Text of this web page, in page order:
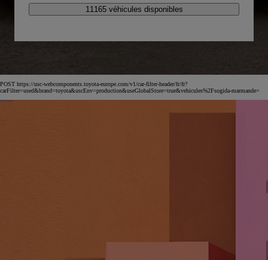
11165 véhicules disponibles
POST https://usc-webcomponents.toyota-europe.com/v1/car-filter-header/fr/fr?
carFilter=used&brand=toyota&uscEnv=production&useGlobalStore=true&vehicules%2Fsogida-marmande=